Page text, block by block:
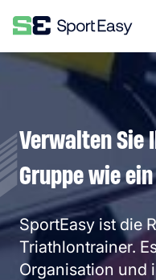
Verwalten Sie
Gruppe wie
SportEasy ist die
Triathlontrainer.
Organisation und